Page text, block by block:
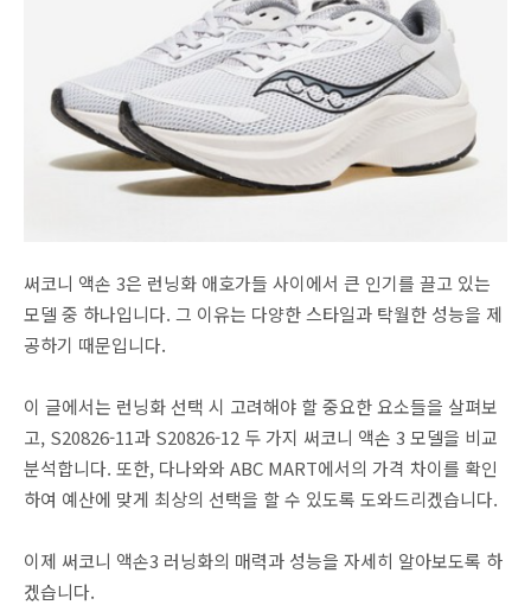
써코니 액손 3은 런닝화 애호가들 사이에서 큰 인기를 끌고 있는
모델 중 하나입니다. 그 이유는 다양한 스타일과 탁월한 성능을 제
공하기 때문입니다.
이 글에서는 런닝화 선택 시 고려해야 할 중요한 요소들을 살펴보
고, S20826-11과 S20826-12 두 가지 써코니 액손 3 모델을 비교
분석합니다. 또한, 다나와와 ABC MART에서의 가격 차이를 확인
하여 예산에 맞게 최상의 선택을 할 수 있도록 도와드리겠습니다.
이제 써코니 액손3 러닝화의 매력과 성능을 자세히 알아보도록 하
겠습니다.